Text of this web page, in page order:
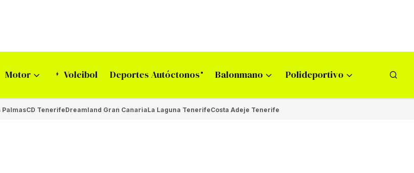
Motor Voleibol Deportes Autóctonos Balonmano Polideportivo
PalmasCD TenerifeDreamland Gran CanariaLa Laguna TenerifeCosta Adeje Tenerife